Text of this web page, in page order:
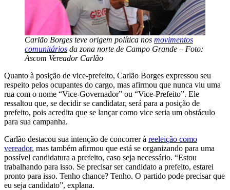
Carlão Borges teve origem política nos movimentos
comunitários da zona norte de Campo Grande – Foto:
Ascom Vereador Carlão
Quanto à posição de vice-prefeito, Carlão Borges expressou seu
respeito pelos ocupantes do cargo, mas afirmou que nunca viu uma
rua com o nome “Vice-Governador” ou “Vice-Prefeito”. Ele
ressaltou que, se decidir se candidatar, será para a posição de
prefeito, pois acredita que se lançar como vice seria um obstáculo
para sua campanha.
Carlão destacou sua intenção de concorrer à reeleição como
vereador, mas também afirmou que está se organizando para uma
possível candidatura a prefeito, caso seja necessário. “Estou
trabalhando para isso. Se precisar ser candidato a prefeito, estarei
pronto para isso. Tenho chance? Tenho. O partido pode precisar que
eu seja candidato”, explana.